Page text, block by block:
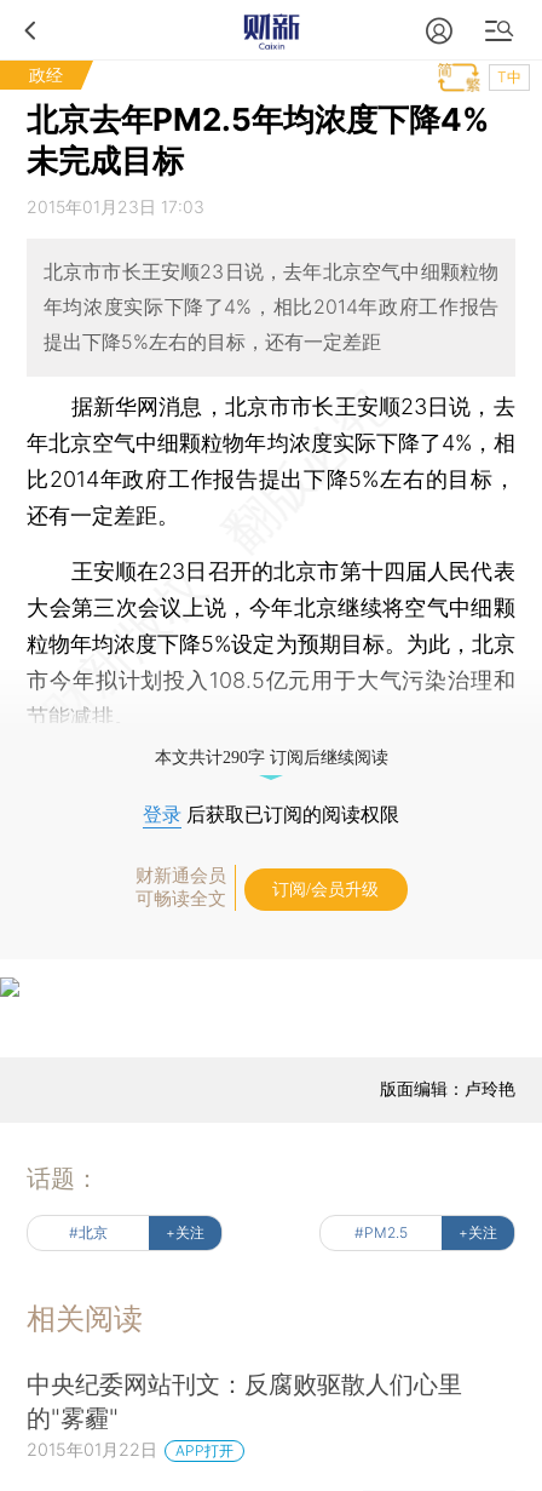
政经 T中
北京去年PM2.5年均浓度下降4%
未完成目标
2015年01月23日 17:03
北京市市长王安顺23日说，去年北京空气中细颗粒物
年均浓度实际下降了4%，相比2014年政府工作报告
提出下降5%左右的目标，还有一定差距
据新华网消息，北京市市长王安顺23日说，去
年北京空气中细颗粒物年均浓度实际下降了4%，相
比2014年政府工作报告提出下降5%左右的目标，
还有一定差距。
王安顺在23日召开的北京市第十四届人民代表
大会第三次会议上说，今年北京继续将空气中细颗
粒物年均浓度下降5%设定为预期目标。为此，北京
市今年拟计划投入108.5亿元用于大气污染治理和
节能减排。
本文共计290字 订阅后继续阅读
登录 后获取已订阅的阅读权限
财新通会员
可畅读全文
订阅/会员升级
版面编辑：卢玲艳
话题：
#北京 +关注 #PM2.5 +关注
相关阅读
中央纪委网站刊文：反腐败驱散人们心里
的"雾霾"
2015年01月22日 APP打开